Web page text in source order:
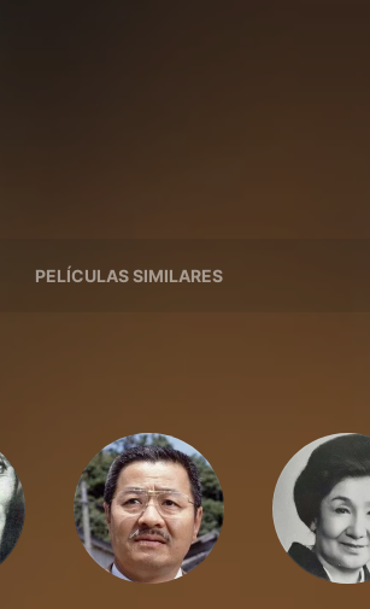
PELÍCULAS SIMILARES